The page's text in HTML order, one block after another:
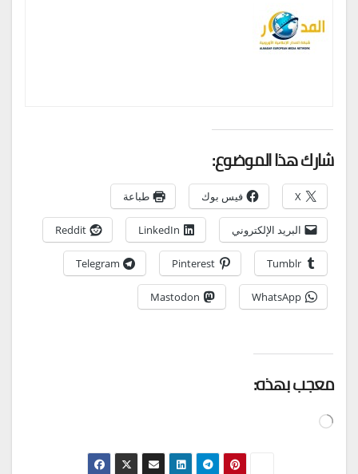
شارك هذا الموضوع:
X فيس بوك طباعة
البريد الإلكتروني LinkedIn
Reddit
Tumblr
Pinterest
Telegram
WhatsApp
Mastodon
معجب بهذه:
جاري